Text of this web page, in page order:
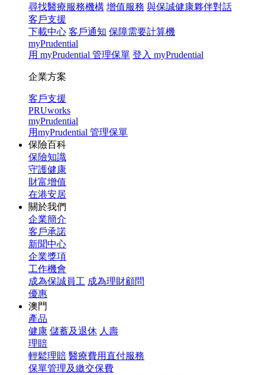
尋找醫療服務機構 增值服務 與保誠健康夥伴對話
客戶支援
下載中心 客戶通知 保障需要計算機
myPrudential
用 myPrudential 管理保單 登入 myPrudential
企業方案
客戶支援
PRUworks
myPrudential
用myPrudential 管理保單
保險百科
保險知識
守護健康
財富增值
在港安居
關於我們
企業簡介
客戶承諾
新聞中心
企業獎項
工作機會
成為保誠員工 成為理財顧問
優惠
澳門
產品
健康 儲蓄及退休 人壽
理賠
輕鬆理賠 醫療費用直付服務
保單管理及繳交保費